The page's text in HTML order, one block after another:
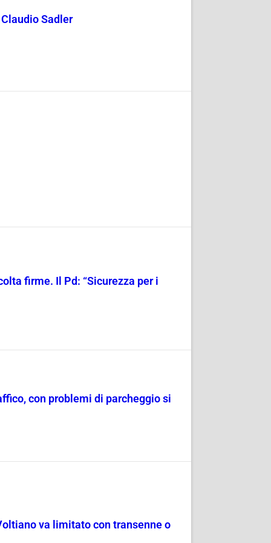
Sadler
firme. Il Pd: “Sicurezza per i
con problemi di parcheggio si
va limitato con transenne o